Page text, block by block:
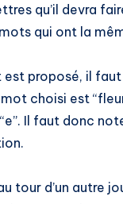
qu’il devra
qui ont la
est proposé, il
choisi est
Il faut donc
tour d’un autre